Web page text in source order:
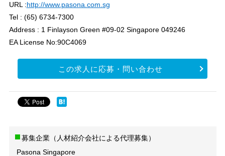
URL :http://www.pasona.com.sg
Tel : (65) 6734-7300
Address : 1 Finlayson Green #09-02 Singapore 049246
EA License No:90C4069
この求人に応募・問い合わせ
募集企業（人材紹介会社による代理募集）
Pasona Singapore